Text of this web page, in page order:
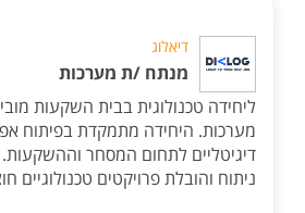
דיאלוג
מנתח /ת מערכות
ליחידה טכנולוגית בבית השקעות
מערכות. היחידה מתמקדת בפיתוח
דיגיטליים לתחום המסחר וההשקעות.
ניתוח והובלת פרויקטים טכנולוגיים